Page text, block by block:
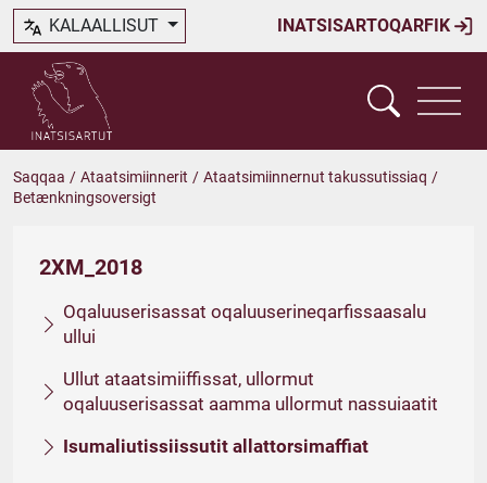
INATSISARTOQARFIK
KALAALLISUT
Saqqaa / Ataatsimiinnerit / Ataatsimiinnernut takussutissiaq /
Betænkningsoversigt
2XM_2018
Oqaluuserisassat oqaluuserineqarfissaasalu
ullui
Ullut ataatsimiiffissat, ullormut
oqaluuserisassat aamma ullormut nassuiaatit
Isumaliutissiissutit allattorsimaffiat